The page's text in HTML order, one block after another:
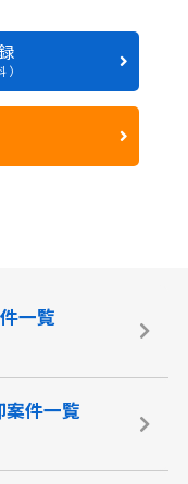
一覧
案件一覧